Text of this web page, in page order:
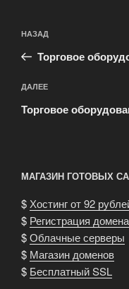
по
записям
Предыдущая
запись:
НАЗАД
Торговое
Следующая
запись
ДАЛЕЕ
Торговое
МАГАЗИН ГОТОВЫХ
$ Хостинг от 92
$ Регистрация домена
$Облачные серверы
$ Магазин доменов
$ Бесплатный SSL